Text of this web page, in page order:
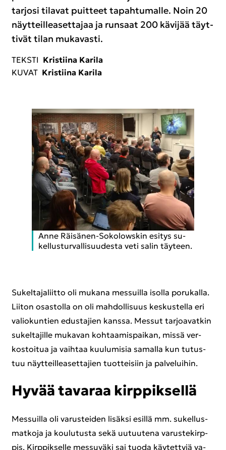
tar­jo­si ti­la­vat puit­teet ta­pah­tu­mal­le. Noin 20
näyt­teil­lea­set­ta­jaa ja run­saat 200 kä­vi­jää täyt­
ti­vät tilan mu­ka­vas­ti.
TEKS­TI Kris­tii­na Ka­ri­la
KUVAT Kris­tii­na Ka­ri­la
Anne Räisänen-​Sokolowskin esi­tys su­
kel­lus­tur­val­li­suu­des­ta veti salin täy­teen.
Su­kel­ta­ja­liit­to oli mu­ka­na mes­suil­la isol­la po­ru­kal­la.
Lii­ton osas­tol­la on oli mah­dol­li­suus kes­kus­tel­la eri
va­lio­kun­tien edus­ta­jien kans­sa. Mes­sut tar­joa­vat­kin
su­kel­ta­jil­le mu­ka­van koh­taa­mis­pai­kan, missä ver­
kos­toi­tua ja vaih­taa kuu­lu­mi­sia sa­mal­la kun tu­tus­
tuu näyt­teil­lea­set­ta­jien tuot­tei­siin ja pal­ve­lui­hin.
Hyvää ta­va­raa kirp­pik­sel­lä
Mes­suil­la oli va­rus­tei­den li­säk­si esil­lä mm. su­kel­lus­
mat­ko­ja ja kou­lu­tus­ta sekä uu­tuu­te­na va­rus­te­kirp­
pis. Kirp­pik­sel­le mes­su­vä­ki sai tuoda käy­tet­ty­jä va­